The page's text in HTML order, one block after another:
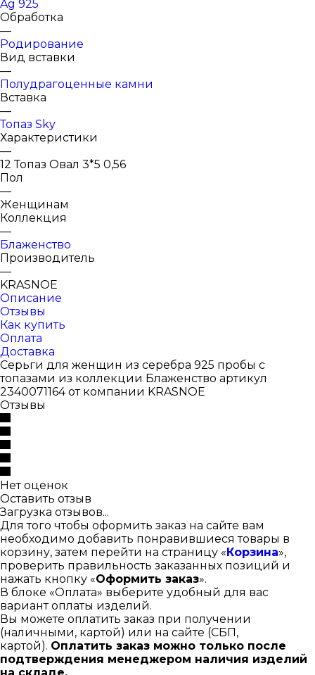
Ag 925
Обработка
—
Родирование
Вид вставки
—
Полудрагоценные камни
Вставка
—
Топаз Sky
Характеристики
—
12 Топаз Овал 3*5 0,56
Пол
—
Женщинам
Коллекция
—
Блаженство
Производитель
—
KRASNOE
Описание
Отзывы
Как купить
Оплата
Доставка
Серьги для женщин из серебра 925 пробы с
топазами из коллекции Блаженство артикул
2340071164 от компании KRASNOE
Отзывы
Нет оценок
Оставить отзыв
Загрузка отзывов...
Для того чтобы оформить заказ на сайте вам
необходимо добавить понравившиеся товары в
корзину, затем перейти на страницу «Корзина»,
проверить правильность заказанных позиций и
нажать кнопку «Оформить заказ».
В блоке «Оплата» выберите удобный для вас
вариант оплаты изделий.
Вы можете оплатить заказ при получении
(наличными, картой) или на сайте (СБП,
картой). Оплатить заказ можно только после
подтверждения менеджером наличия изделий